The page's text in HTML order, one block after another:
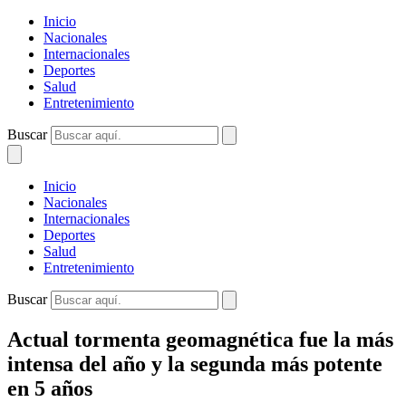
Inicio
Nacionales
Internacionales
Deportes
Salud
Entretenimiento
Buscar
Inicio
Nacionales
Internacionales
Deportes
Salud
Entretenimiento
Buscar
Actual tormenta geomagnética fue la más
intensa del año y la segunda más potente
en 5 años